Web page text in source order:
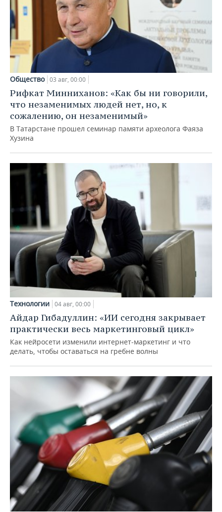
Общество 03 авг, 00:00
Рифкат Минниханов: «Как бы ни говорили,
что незаменимых людей нет, но, к
сожалению, он незаменимый»
В Татарстане прошел семинар памяти археолога Фаяза
Хузина
Технологии 04 авг, 00:00
Айдар Гибадуллин: «ИИ сегодня закрывает
практически весь маркетинговый цикл»
Как нейросети изменили интернет-маркетинг и что
делать, чтобы оставаться на гребне волны